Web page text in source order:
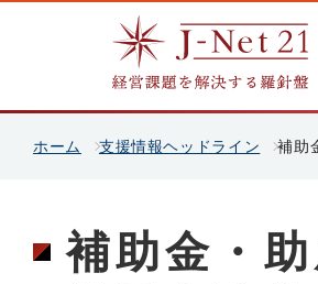
ホーム 支援情報ヘッドライン 補助
補助金・